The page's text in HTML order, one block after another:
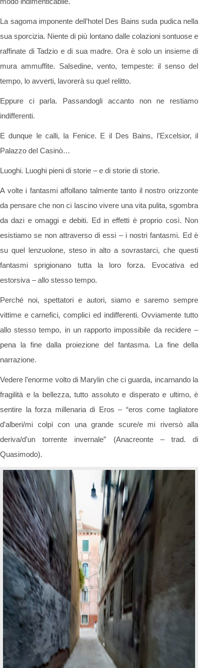
La sagoma imponente dell’hotel Des Bains suda pudica nella
sua sporcizia. Niente di più lontano dalle colazioni sontuose e
raffinate di Tadzio e di sua madre. Ora è solo un insieme di
mura ammuffite. Salsedine, vento, tempeste: il senso del
tempo, lo avverti, lavorerà su quel relitto.
Eppure ci parla. Passandogli accanto non ne restiamo
indifferenti.
E dunque le calli, la Fenice. E il Des Bains, l’Excelsior, il
Palazzo del Casinò…
Luoghi. Luoghi pieni di storie – e di storie di storie.
A volte i fantasmi affollano talmente tanto il nostro orizzonte
da pensare che non ci lascino vivere una vita pulita, sgombra
da dazi e omaggi e debiti. Ed in effetti è proprio così. Non
esistiamo se non attraverso di essi – i nostri fantasmi. Ed è
su quel lenzuolone, steso in alto a sovrastarci, che questi
fantasmi sprigionano tutta la loro forza. Evocativa ed
estorsiva – allo stesso tempo.
Perché noi, spettatori e autori, siamo e saremo sempre
vittime e carnefici, complici ed indifferenti. Ovviamente tutto
allo stesso tempo, in un rapporto impossibile da recidere –
pena la fine dalla proiezione del fantasma. La fine della
narrazione.
Vedere l’enorme volto di Marylin che ci guarda, incarnando la
fragilità e la bellezza, tutto assoluto e disperato e ultimo, è
sentire la forza millenaria di Eros – “eros come tagliatore
d’alberi/mi colpì con una grande scure/e mi riversò alla
deriva/d’un torrente invernale” (Anacreonte – trad. di
Quasimodo).